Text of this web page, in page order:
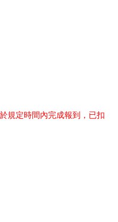
規定時間內完成報到，已扣